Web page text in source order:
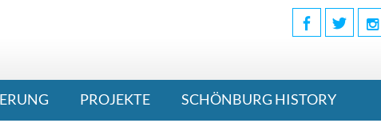
PROJEKTE SCHÖNBURG HISTORY